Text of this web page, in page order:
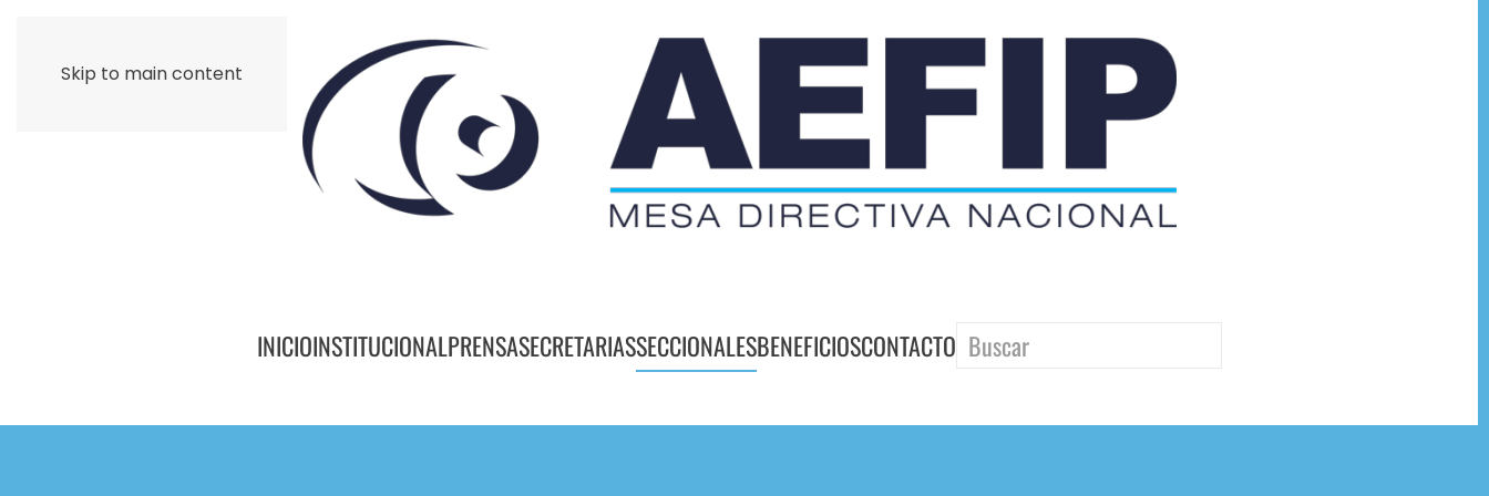
Skip to main content
INICIOINSTITUCIONALPRENSASECRETARIASSECCIONALESBENEFICIOSCONTACTO